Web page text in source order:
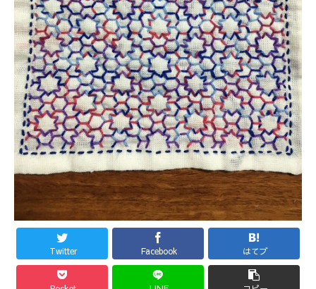
Twitter Facebook はてブ